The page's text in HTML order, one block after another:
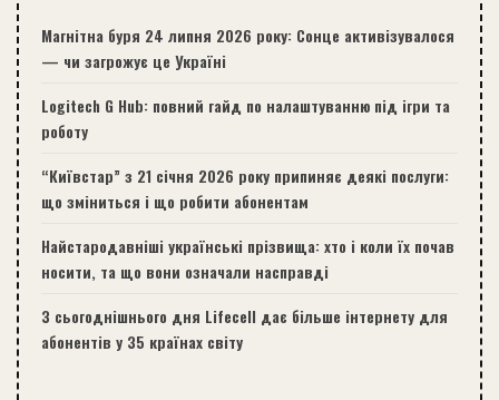
Магнітна буря 24 липня 2026 року: Сонце активізувалося
— чи загрожує це Україні
Logitech G Hub: повний гайд по налаштуванню під ігри та
роботу
“Київстар” з 21 січня 2026 року припиняє деякі послуги:
що зміниться і що робити абонентам
Найстародавніші українські прізвища: хто і коли їх почав
носити, та що вони означали насправді
З сьогоднішнього дня Lifecell дає більше інтернету для
абонентів у 35 країнах світу